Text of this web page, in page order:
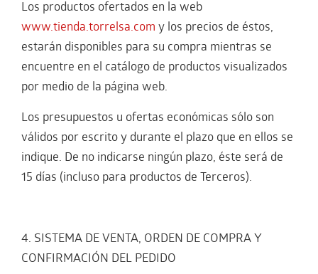
Los productos ofertados en la web
www.tienda.torrelsa.com y los precios de éstos,
estarán disponibles para su compra mientras se
encuentre en el catálogo de productos visualizados
por medio de la página web.
Los presupuestos u ofertas económicas sólo son
válidos por escrito y durante el plazo que en ellos se
indique. De no indicarse ningún plazo, éste será de
15 días (incluso para productos de Terceros).
4. SISTEMA DE VENTA, ORDEN DE COMPRA Y
CONFIRMACIÓN DEL PEDIDO